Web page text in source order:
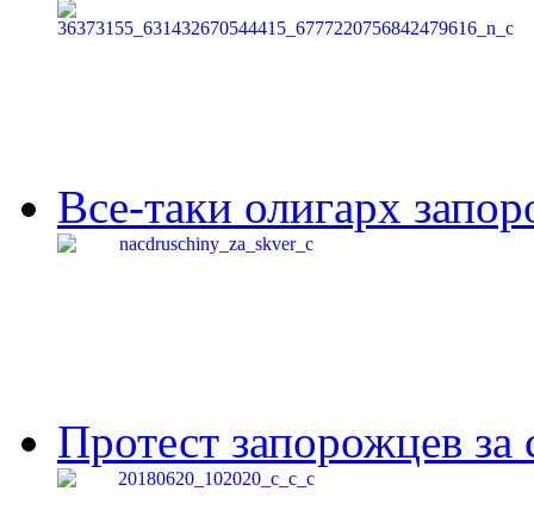
Все-таки олигарх
Протест запорожцев за